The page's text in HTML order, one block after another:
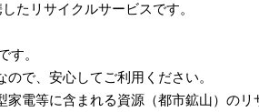
たリサイクルサービスです。
す。
で、安心してご利用ください。
電等に含まれる資源（都市鉱山）のリ